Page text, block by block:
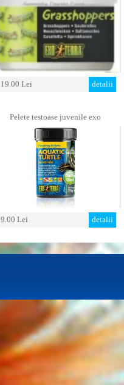
19.00 Lei detalii
Pelete testoase juvenile exo
9.00 Lei detalii